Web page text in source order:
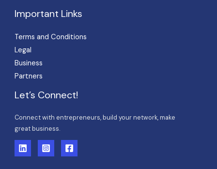
Important Links
Terms and Conditions
Legal
Business
Partners
Let’s Connect!
Connect with entrepreneurs, build your network, make
great business.